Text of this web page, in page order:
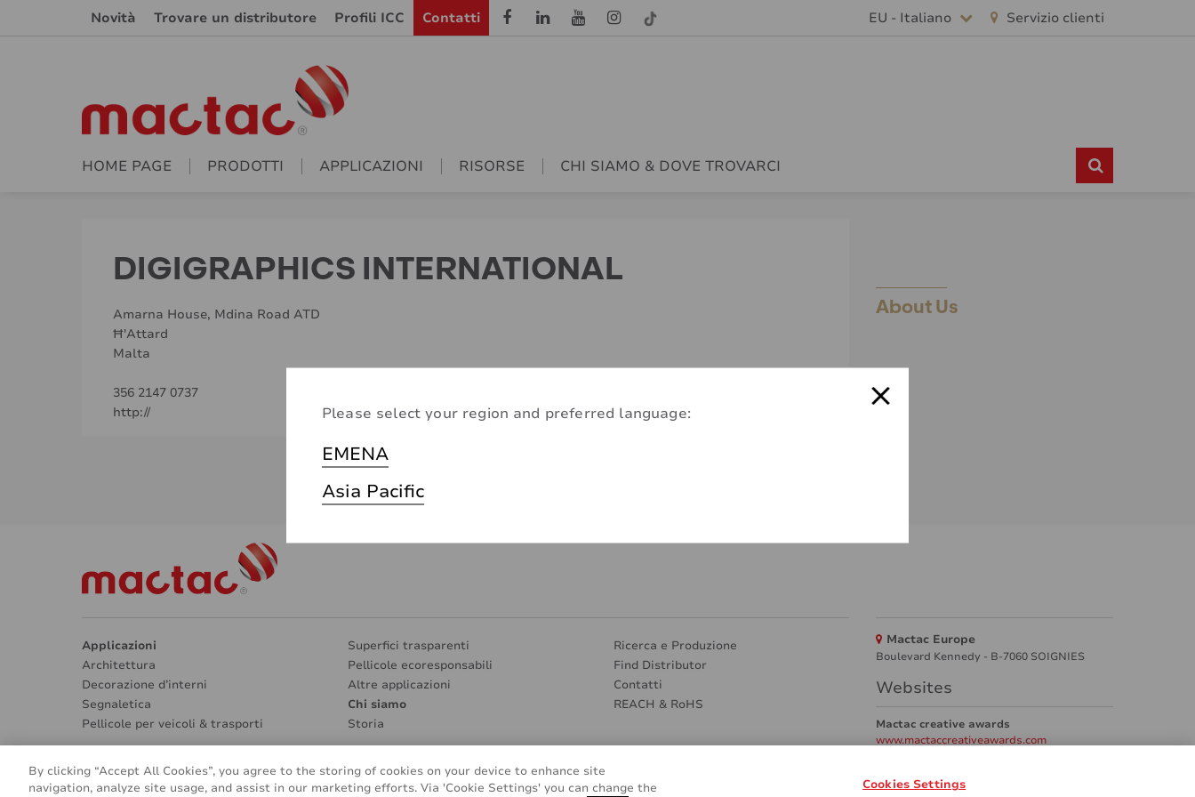
Novità Trovare un distributore Profili ICC Contatti EU - Italiano
Please select your region and preferred language:
EMENA
Asia Pacific
Servizio clienti
HOME PAGE PRODOTTI APPLICAZIONI RISORSE CHI SIAMO & DOVE TROVARCI
DIGIGRAPHICS INTERNATIONAL
Amarna House, Mdina Road ATD
Ħ'Attard
Malta
356 2147 0737
http://
About Us
Applicazioni
Architettura
Decorazione d’interni
Segnaletica
Pellicole per veicoli & trasporti
Superfici trasparenti
Pellicole ecoresponsabili
Altre applicazioni
Chi siamo
Storia
Ricerca e Produzione
Find Distributor
Contatti
REACH & RoHS
Mactac Europe
Boulevard Kennedy - B-7060 SOIGNIES
Websites
Mactac creative awards
www.mactaccreativeawards.com
By clicking “Accept All Cookies”, you agree to the storing of cookies on your device to enhance site
navigation, analyze site usage, and assist in our marketing efforts. Via 'Cookie Settings' you can change the
Cookies Settings